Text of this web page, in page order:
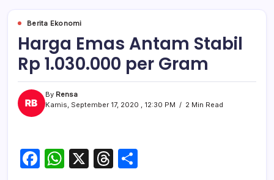
Berita Ekonomi
Harga Emas Antam Stabil
Rp 1.030.000 per Gram
By Rensa
Kamis, September 17, 2020 , 12:30 PM
2 Min Read
F
W X
T